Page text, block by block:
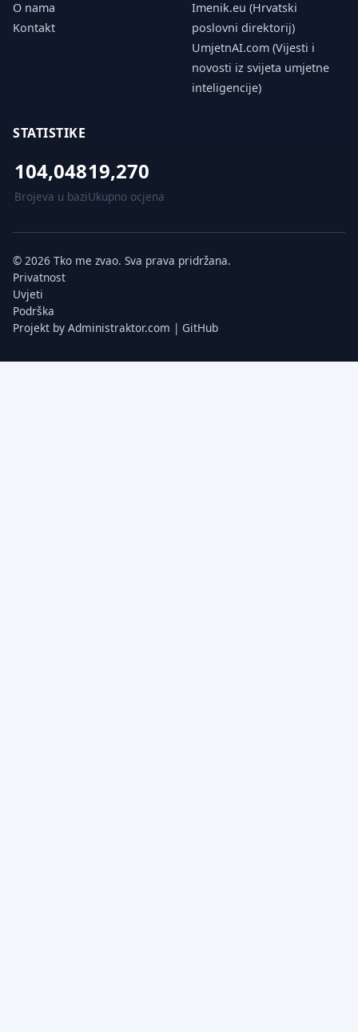
O nama
Kontakt
Imenik.eu (Hrvatski
poslovni direktorij)
UmjetnAI.com (Vijesti i
novosti iz svijeta umjetne
inteligencije)
STATISTIKE
104,048
Brojeva u bazi
19,270
Ukupno ocjena
© 2026 Tko me zvao. Sva prava pridržana.
Privatnost
Uvjeti
Podrška
Projekt by Administraktor.com | GitHub